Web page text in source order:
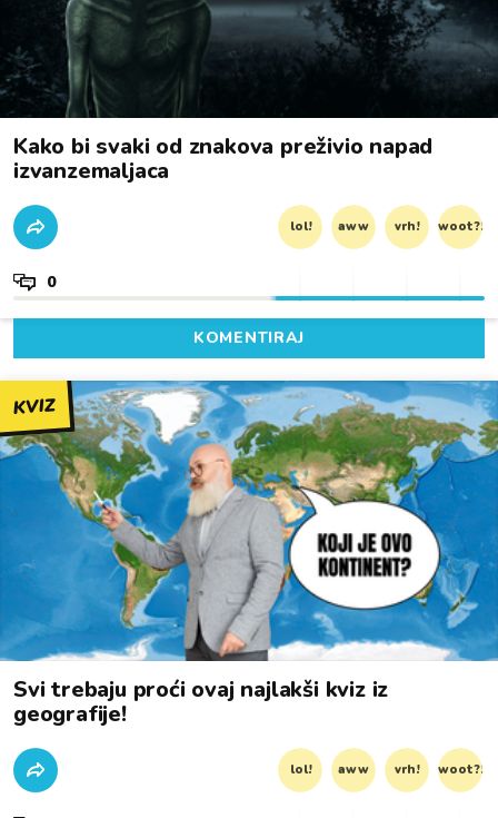
Kako bi svaki od znakova preživio napad
izvanzemaljaca
lol! aww vrh! woot?!
0
KOMENTIRAJ
KVIZ
Svi trebaju proći ovaj najlakši kviz iz
geografije!
lol! aww vrh! woot?!